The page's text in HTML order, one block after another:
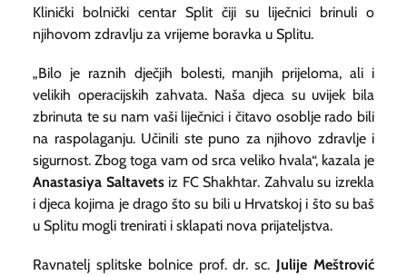
Klinički bolnički centar Split čiji su liječnici brinuli o
njihovom zdravlju za vrijeme boravka u Splitu.
„Bilo je raznih dječjih bolesti, manjih prijeloma, ali i
velikih operacijskih zahvata. Naša djeca su uvijek bila
zbrinuta te su nam vaši liječnici i čitavo osoblje rado bili
na raspolaganju. Učinili ste puno za njihovo zdravlje i
sigurnost. Zbog toga vam od srca veliko hvala“, kazala je
Anastasiya Saltavetsiz FC Shakhtar. Zahvalu su izrekla
i djeca kojima je drago što su bili u Hrvatskoj i što su baš
u Splitu mogli trenirati i sklapati nova prijateljstva.
Ravnatelj splitske bolnice prof. dr. sc. Julije Meštrović